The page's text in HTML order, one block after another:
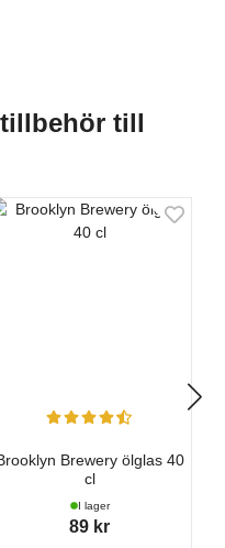
tillbehör till
Brewery ölglas 40
cl
I lager
89 kr